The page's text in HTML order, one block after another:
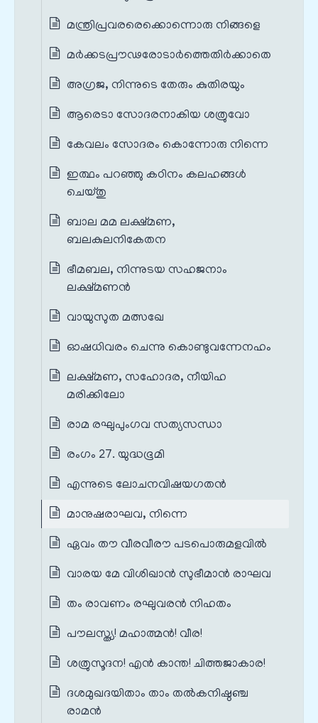
മന്ത്രിപ്രവരരെക്കൊന്നൊരു നിങ്ങളെ
മർക്കടപ്രൗഢരോടാർത്തെതിർക്കാതെ
അഗ്രജ, നിന്നുടെ തേരും കുതിരയും
ആരെടാ സോദരനാകിയ ശത്രുവോ
കേവലം സോദരം കൊന്നോരു നിന്നെ
ഇത്ഥം പറഞ്ഞു കഠിനം കലഹങ്ങൾ
ചെയ്തു
ബാല മമ ലക്ഷ്മണ,
ബലകുലനികേതന
ഭീമബല, നിന്നുടയ സഹജനാം
ലക്ഷ്മണൻ
വായുസുത മത്സഖേ
ഓഷധിവരം ചെന്നു കൊണ്ടുവന്നേനഹം
ലക്ഷ്മണ, സഹോദര, നീയിഹ
മരിക്കിലോ
രാമ രഘുപുംഗവ സത്യസന്ധാ
രംഗം 27. യുദ്ധഭൂമി
എന്നുടെ ലോചനവിഷയഗതൻ
മാനുഷരാഘവ, നിന്നെ
ഏവം തൗ വീരവീരൗ പടപൊരുമളവിൽ
വാരയ മേ വിശിഖാൻ സുഭീമാൻ രാഘവ
തം രാവണം രഘുവരൻ നിഹതം
പൗലസ്ത്യ! മഹാത്മൻ! വീര!
ശത്രുസൂദന! എൻ കാന്ത! ചിത്തജാകാര!
ദശമുഖദയിതാം താം തൽകനിഷ്ഠഞ്ച
രാമൻ